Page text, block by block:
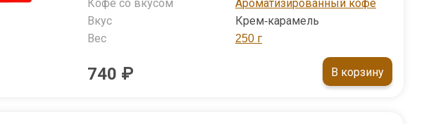
Кофе со вкусом
Ароматизированный кофе
Вкус
Крем-карамель
Вес
250 г
740 ₽ В корзину